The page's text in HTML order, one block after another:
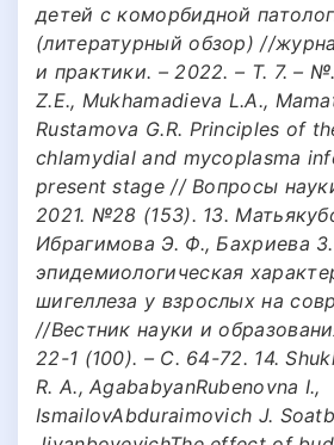
детей с коморбидной
(литературный обзор) //
и практики. – 2022. – Т. 7. –
Z.E., Mukhamadieva L.A.,
Rustamova G.R. Principles of
chlamydial and mycoplasma
present stage // Вопросы
2021. №28 (153). 13.
Ибрагимова Э. Ф., Бахриева
эпидемиологическая
шигеллеза у взрослых на
//Вестник науки и
22-1 (100). – С. 64-72. 14.
R. A., AgababyanRubenovna I.,
IsmailovAbduraimovich J.